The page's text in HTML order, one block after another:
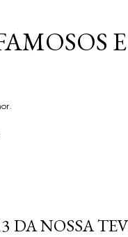
E
DA NOSSA